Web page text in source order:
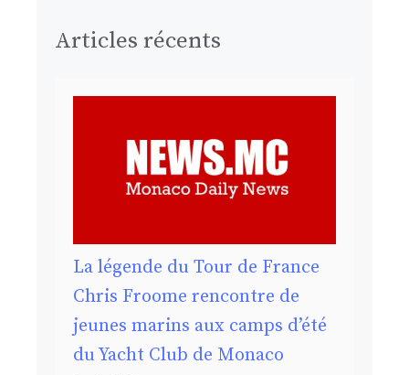
Articles récents
La légende du Tour de France
Chris Froome rencontre de
jeunes marins aux camps d’été
du Yacht Club de Monaco